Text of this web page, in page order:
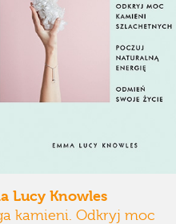
Lucy Knowles
kamieni. Odkryj moc